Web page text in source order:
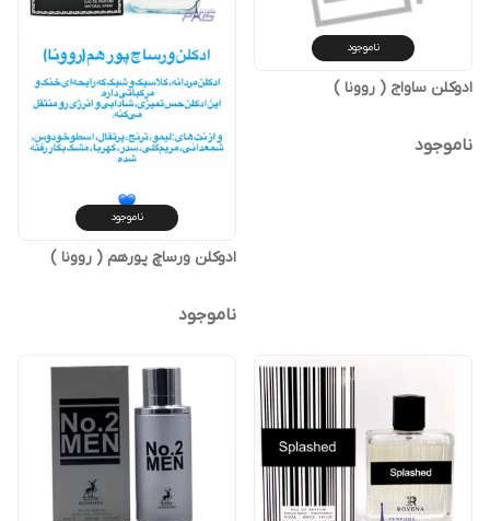
ناموجود
ادوکلن ساواج ( روونا )
ناموجود
ناموجود
ادوکلن ورساچ پورهم ( روونا )
ناموجود